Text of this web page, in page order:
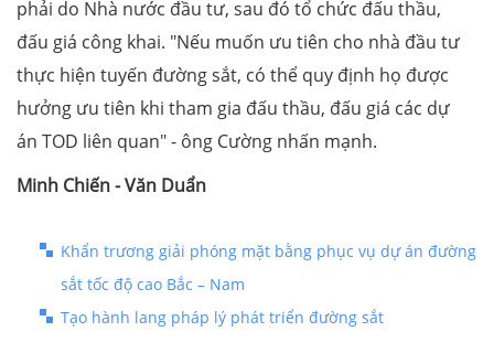
phải do Nhà nước đầu tư, sau đó tổ chức đấu thầu,
đấu giá công khai. "Nếu muốn ưu tiên cho nhà đầu tư
thực hiện tuyến đường sắt, có thể quy định họ được
hưởng ưu tiên khi tham gia đấu thầu, đấu giá các dự
án TOD liên quan" - ông Cường nhấn mạnh.
Minh Chiến - Văn Duẩn
Khẩn trương giải phóng mặt bằng phục vụ dự án đường
sắt tốc độ cao Bắc – Nam
Tạo hành lang pháp lý phát triển đường sắt